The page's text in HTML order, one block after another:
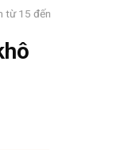
từ 15 đến